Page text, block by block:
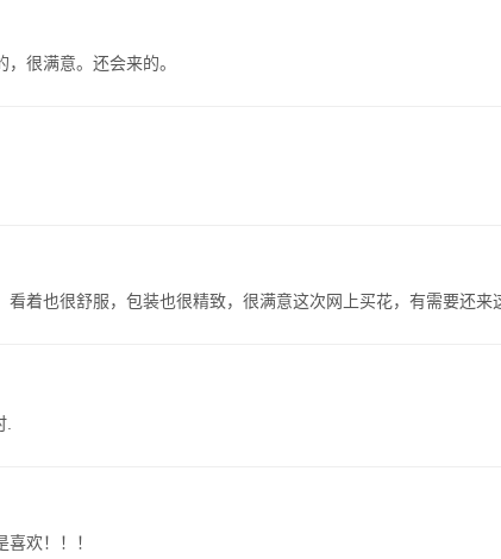
很满意。还会来的。
着也很舒服，包装也很精致，很满意这次网上买花，有需要还来
欢！！！